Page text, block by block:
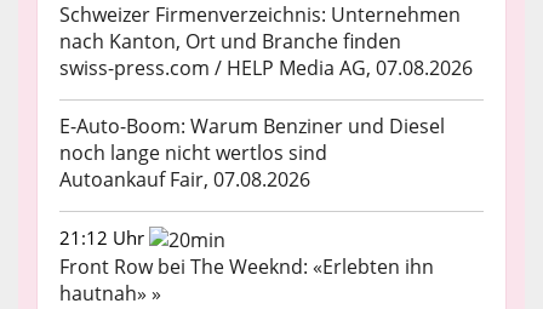
Schweizer Firmenverzeichnis: Unternehmen
nach Kanton, Ort und Branche finden
swiss-press.com / HELP Media AG, 07.08.2026
E-Auto-Boom: Warum Benziner und Diesel
noch lange nicht wertlos sind
Autoankauf Fair, 07.08.2026
21:12 Uhr
Front Row bei The Weeknd: «Erlebten ihn
hautnah» »